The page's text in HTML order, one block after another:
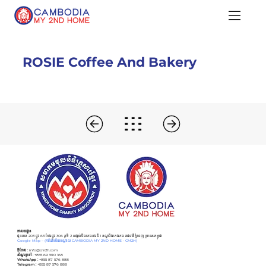
ROSIE Coffee And Bakery
អាសយដ្ឋាន
ផ្ទះលេខ 203 ផ្លូវ 63 កែងផ្លូវ 306 ភូមិ 2 សង្កាត់បឹងកេងកងទី 1 ខណ្ឌបឹងកេងកង រាជធានីភ្នំពេញ ប្រទេសកម្ពុជា
Google Map –(ការិយាល័យកណ្ដាល CAMBODIA MY 2ND HOME - CM2H)
អ៊ីមែល : info@cm2h.com
សំណួរទូទៅ :+855 69 590 168
WhatsApp :+855 87 576 888
Telegram :+855 87 576 888